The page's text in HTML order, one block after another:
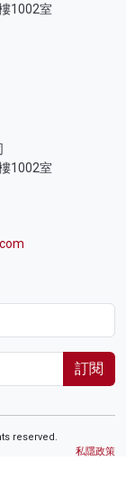
1002室
1002室
訂閱
reserved.
私隱政策